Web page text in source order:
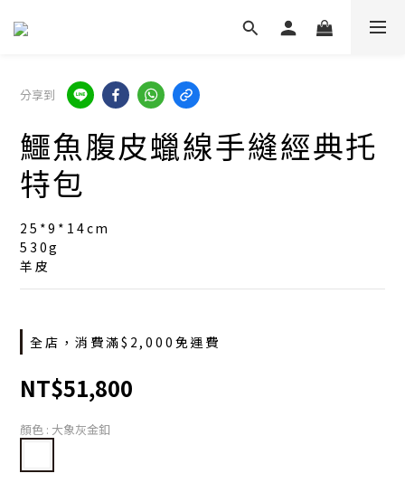
分享到
鱷魚腹皮蠟線手縫經典托
特包
25*9*14cm
530g
羊皮
全店，消費滿$2,000免運費
NT$51,800
顏色 : 大象灰金釦